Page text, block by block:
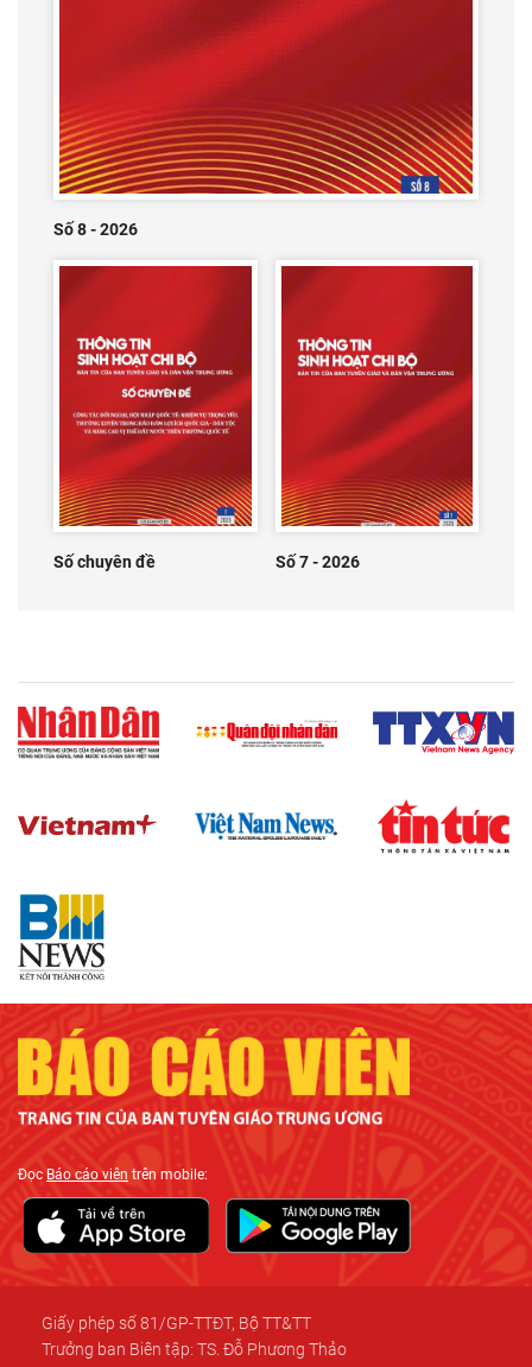
Số 8 - 2026
Số chuyên đề Số 7 - 2026
ĐọcBáo cáo viên trên mobile:
Giấy phép số 81/GP-TTĐT, Bộ TT&TT
Trưởng ban Biên tập: TS. Đỗ Phương Thảo